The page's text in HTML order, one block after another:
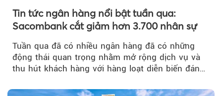
Tin tức ngân hàng nổi bật tuần qua:
Sacombank cắt giảm hơn 3.700 nhân sự
Tuần qua đã có nhiều ngân hàng đã có những
động thái quan trọng nhằm mở rộng dịch vụ và
thu hút khách hàng với hàng loạt diễn biến đáng